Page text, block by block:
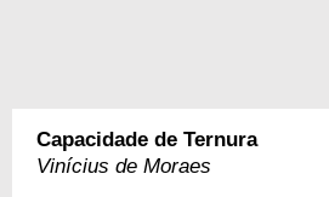
Capacidade de Ternura
Vinícius de Moraes